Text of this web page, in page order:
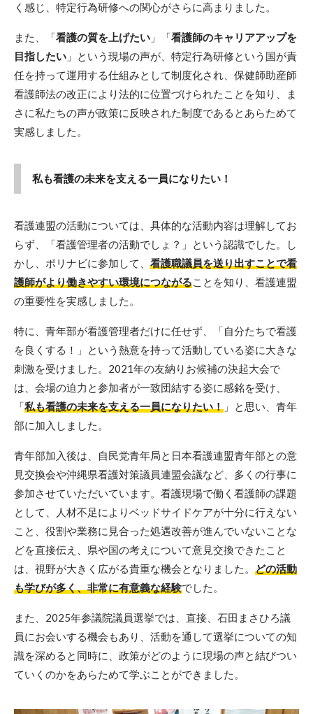
く感じ、特定行為研修への関心がさらに高まりました。
また、「看護の質を上げたい 」「看護師のキャリアアップを
目指したい 」という現場の声が、特定行為研修という国が責
任を持って運用する仕組みとして制度化され、保健師助産師
看護師法の改正により法的に位置づけられたことを知り、ま
さに私たちの声が政策に反映された制度であるとあらためて
実感しました。
私も看護の未来を支える一員になりたい！
看護連盟の活動については、具体的な活動内容は理解してお
らず、「看護管理者の活動でしょ？」という認識でした。し
かし、ポリナビに参加して、 看護職議員を送り出すことで看
護師がより働きやすい環境につながることを知り、看護連盟
の重要性を実感しました。
特に、青年部が看護管理者だけに任せず、「自分たちで看護
を良くする！」という熱意を持って活動している姿に大きな
刺激を受けました。2021年の友納りお候補の決起大会で
は、会場の迫力と参加者が一致団結する姿に感銘を受け、
「私も看護の未来を支える一員になりたい！ 」と思い、青年
部に加入しました。
青年部加入後は、自民党青年局と日本看護連盟青年部との意
見交換会や沖縄県看護対策議員連盟会議など、多くの行事に
参加させていただいています。看護現場で働く看護師の課題
として、人材不足によりベッドサイドケアが十分に行えない
こと、役割や業務に見合った処遇改善が進んでいないことな
どを直接伝え、県や国の考えについて意見交換できたこと
は、視野が大きく広がる貴重な機会となりました。 どの活動
も学びが多く、非常に有意義な経験でした。
また、2025年参議院議員選挙では、直接、石田まさひろ議
員にお会いする機会もあり、活動を通して選挙についての知
識を深めると同時に、政策がどのように現場の声と結びつい
ていくのかをあらためて学ぶことができました。